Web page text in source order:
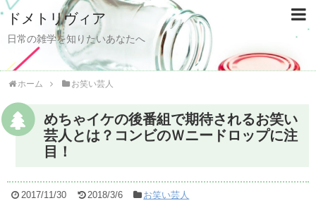
ドメトリヴィア
日常の雑学を知りたいあなたへ
ホーム お笑い芸人
めちゃイケの後番組で期待されるお笑い
芸人とは？コンビのＷニードロップに注
目！
2017/11/30 2018/3/6 お笑い芸人